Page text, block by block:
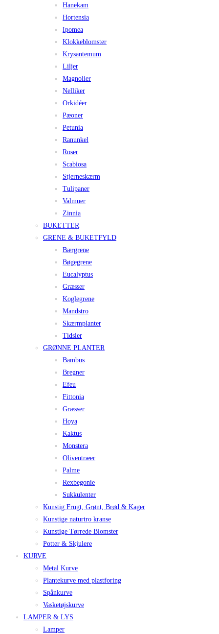
Hanekam
Hortensia
Ipomea
Klokkeblomster
Krysantemum
Liljer
Magnolier
Nelliker
Orkidéer
Pæoner
Petunia
Ranunkel
Roser
Scabiosa
Stjerneskærm
Tulipaner
Valmuer
Zinnia
BUKETTER
GRENE & BUKETFYLD
Bærgrene
Bøgegrene
Eucalyptus
Græsser
Koglegrene
Mandstro
Skærmplanter
Tidsler
GRØNNE PLANTER
Bambus
Bregner
Efeu
Fittonia
Græsser
Hoya
Kaktus
Monstera
Oliventræer
Palme
Rexbegonie
Sukkulenter
Kunstig Frugt, Grønt, Brød & Kager
Kunstige naturtro kranse
Kunstige Tørrede Blomster
Potter & Skjulere
KURVE
Metal Kurve
Plantekurve med plastforing
Spånkurve
Vasketøjskurve
LAMPER & LYS
Lamper